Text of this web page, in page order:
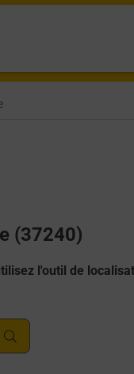
(37240)
l'outil de